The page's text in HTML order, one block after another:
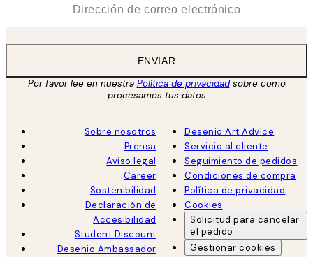
ENVIAR
Por favor lee en nuestra Política de privacidadsobre como
procesamos tus datos
Sobre nosotros
Prensa
Aviso legal
Career
Sostenibilidad
Declaración de
Accesibilidad
Student Discount
Desenio Ambassador
Desenio Art Advice
Servicio al cliente
Seguimiento de pedidos
Condiciones de compra
Política de privacidad
Cookies
Solicitud para cancelar
el pedido
Gestionar cookies